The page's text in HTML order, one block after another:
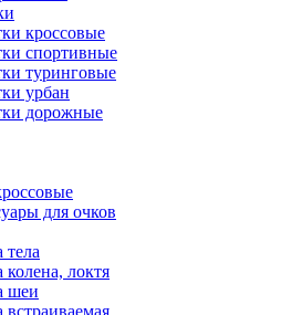
кроссовые
спортивные
туринговые
урбан
дорожные
для очков
тела
колена, локтя
шеи
встраиваемая